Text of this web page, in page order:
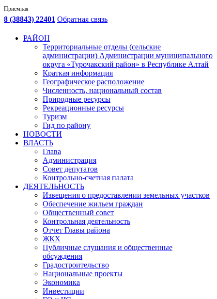
Приемная
8 (38843) 22401 Обратная связь
РАЙОН
Территориальные отделы (сельские
администрации) Администрации муниципального
округа «Турочакский район» в Республике Алтай
Краткая информация
Географическое расположение
Численность, национальный состав
Природные ресурсы
Рекреационные ресурсы
Туризм
Гид по району
НОВОСТИ
ВЛАСТЬ
Глава
Администрация
Совет депутатов
Контрольно-счетная палата
ДЕЯТЕЛЬНОСТЬ
Извещения о предоставлении земельных участков
Обеспечение жильем граждан
Общественный совет
Контрольная деятельность
Отчет Главы района
ЖКХ
Публичные слушания и общественные
обсуждения
Градостроительство
Национальные проекты
Экономика
Инвестиции